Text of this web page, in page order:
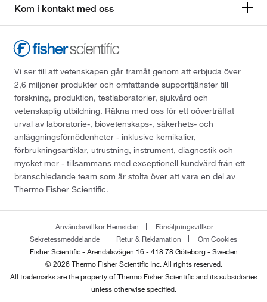
Kom i kontakt med oss
Vi ser till att vetenskapen går framåt genom att erbjuda över
2,6 miljoner produkter och omfattande supporttjänster till
forskning, produktion, testlaboratorier, sjukvård och
vetenskaplig utbildning. Räkna med oss för ett oöverträffat
urval av laboratorie-, biovetenskaps-, säkerhets- och
anläggningsförnödenheter - inklusive kemikalier,
förbrukningsartiklar, utrustning, instrument, diagnostik och
mycket mer - tillsammans med exceptionell kundvård från ett
branschledande team som är stolta över att vara en del av
Thermo Fisher Scientific.
Användarvillkor Hemsidan
Försäljningsvillkor
Sekretessmeddelande
Retur & Reklamation
Om Cookies
Fisher Scientific - Arendalsvägen 16 - 418 78 Göteborg - Sweden
© 2026 Thermo Fisher Scientific Inc. All rights reserved.
All trademarks are the property of Thermo Fisher Scientific and its subsidiaries
unless otherwise specified.